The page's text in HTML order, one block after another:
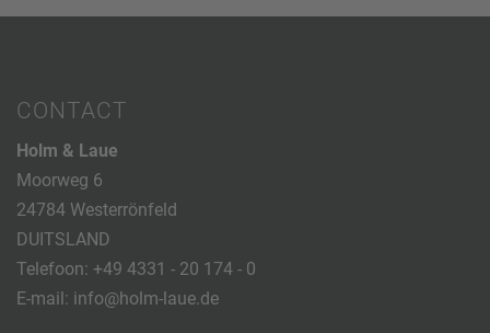
CONTACT
Holm & Laue
Moorweg 6
24784 Westerrönfeld
DUITSLAND
Telefoon: +49 4331 - 20 174 - 0
E-mail: info@holm-laue.de